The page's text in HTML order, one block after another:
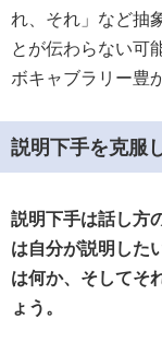
れ、それ」など抽
とが伝わらない可
ボキャブラリー豊
説明下手を克服
説明下手は話し方
は自分が説明した
は何か、そしてそ
ょう。